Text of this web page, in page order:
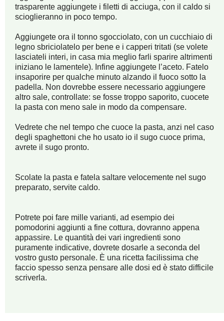
trasparente aggiungete i filetti di acciuga, con il caldo si
scioglieranno in poco tempo.
Aggiungete ora il tonno sgocciolato, con un cucchiaio di
legno sbriciolatelo per bene e i capperi tritati (se volete
lasciateli interi, in casa mia meglio farli sparire altrimenti
iniziano le lamentele). Infine aggiungete l’aceto. Fatelo
insaporire per qualche minuto alzando il fuoco sotto la
padella. Non dovrebbe essere necessario aggiungere
altro sale, controllate: se fosse troppo saporito, cuocete
la pasta con meno sale in modo da compensare.
Vedrete che nel tempo che cuoce la pasta, anzi nel caso
degli spaghettoni che ho usato io il sugo cuoce prima,
avrete il sugo pronto.
Scolate la pasta e fatela saltare velocemente nel sugo
preparato, servite caldo.
Potrete poi fare mille varianti, ad esempio dei
pomodorini aggiunti a fine cottura, dovranno appena
appassire. Le quantità dei vari ingredienti sono
puramente indicative, dovrete dosarle a seconda del
vostro gusto personale. È una ricetta facilissima che
faccio spesso senza pensare alle dosi ed è stato difficile
scriverla.